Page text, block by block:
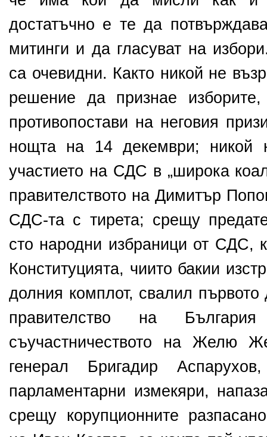
достатъчно е те да
митинги и да гласуват на
са очевидни. Както никой не
решение да признае
противопостави на неговия
нощта на 14 декември; никой
участието на СДС в „широка
правителството на Димитър
СДС-та с тирета; срещу
сто народни избраници от СДС,
Конституцията, чиито бакии
долния комплот, свалил първото
правителство на
съучастничеството на Желю
генерал Бригадир
парламентарни измекяри,
срещу корупционните